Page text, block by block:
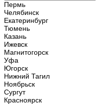
Пермь
Челябинск
Екатеринбург
Тюмень
Казань
Ижевск
Магнитогорск
Уфа
Югорск
Нижний Тагил
Ноябрьск
Сургут
Красноярск